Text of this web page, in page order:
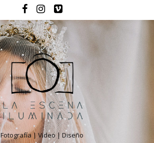
Fotografía | Video | Diseño